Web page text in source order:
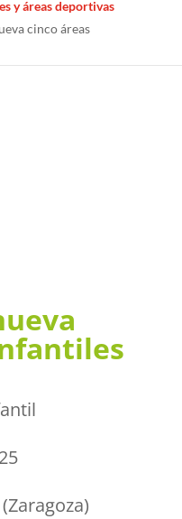
y áreas deportivas
cinco áreas